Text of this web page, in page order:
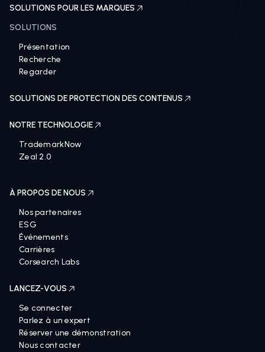
SOLUTIONS POUR LES MARQUES
SOLUTIONS
Présentation
Recherche
Regarder
SOLUTIONS DE PROTECTION DES CONTENUS
NOTRE TECHNOLOGIE
TrademarkNow
Zeal 2.0
À PROPOS DE NOUS
Nos partenaires
ESG
Événements
Carrières
Corsearch Labs
LANCEZ-VOUS
Se connecter
Parlez à un expert
Réserver une démonstration
Nous contacter